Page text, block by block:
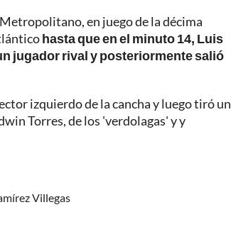
en juego de la décima
hasta que en el minuto 14, Luis
jugador rival y posteriormente salió
izquierdo de la cancha y luego tiró un
Torres, de los 'verdolagas' y y
Villegas